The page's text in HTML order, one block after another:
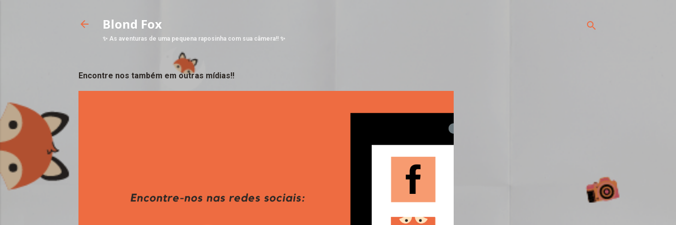
Blond Fox
✨ As aventuras de uma pequena raposinha com sua câmera!! ✨
Encontre nos também em outras mídias!!